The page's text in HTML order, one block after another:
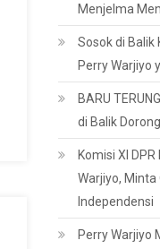
Menjelma
Sosok di Balik
Perry Warjiyo
BARU
di Balik
Komisi XI
Warjiyo, Minta
Independensi
Perry Warjiyo